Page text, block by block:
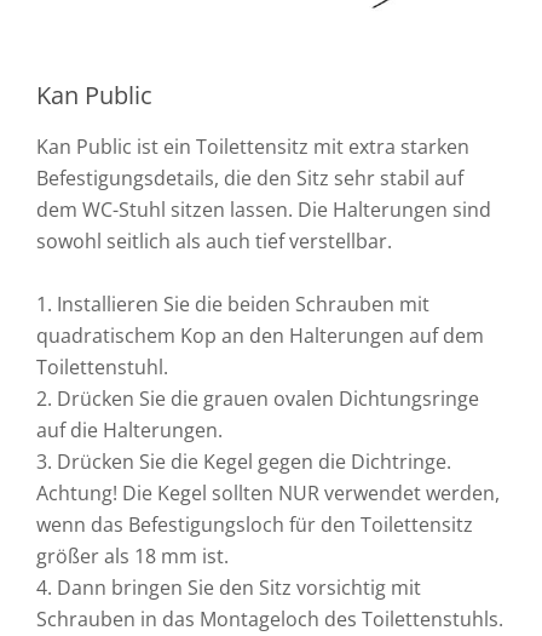
Kan Public
Kan Public ist ein Toilettensitz mit extra starken
Befestigungsdetails, die den Sitz sehr stabil auf
dem WC-Stuhl sitzen lassen. Die Halterungen sind
sowohl seitlich als auch tief verstellbar.
1. Installieren Sie die beiden Schrauben mit
quadratischem Kop an den Halterungen auf dem
Toilettenstuhl.
2. Drücken Sie die grauen ovalen Dichtungsringe
auf die Halterungen.
3. Drücken Sie die Kegel gegen die Dichtringe.
Achtung! Die Kegel sollten NUR verwendet werden,
wenn das Befestigungsloch für den Toilettensitz
größer als 18 mm ist.
4. Dann bringen Sie den Sitz vorsichtig mit
Schrauben in das Montageloch des Toilettenstuhls.